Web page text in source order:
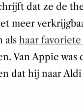
dat ze de
meer
als haar
Van Appie
dat hij naar Aldi